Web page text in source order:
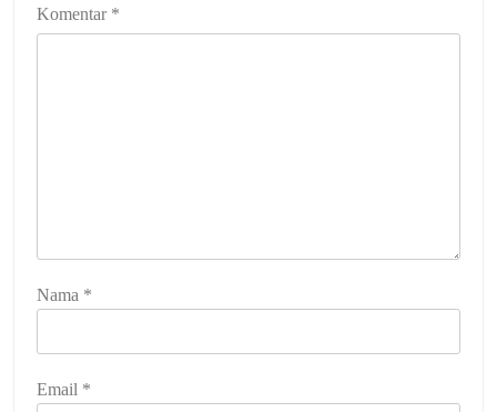
Komentar *
Nama *
Email *